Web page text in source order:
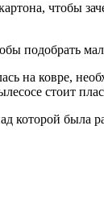
чтобы
подобрать
на ковре,
стоит
которой была